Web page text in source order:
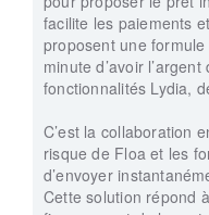
facilite les paiements
proposent une
minute d’avoir
fonctionnalités Lydia,
C’est la collaboration
risque de Floa et les
d’envoyer
Cette solution répond